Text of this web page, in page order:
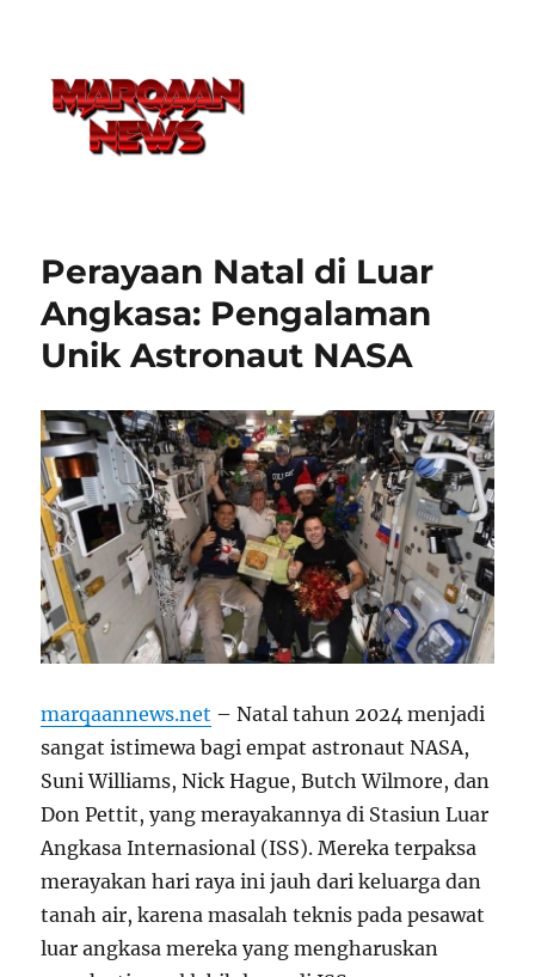
Perayaan Natal di Luar
Angkasa: Pengalaman
Unik Astronaut NASA
marqaannews.net – Natal tahun 2024 menjadi
sangat istimewa bagi empat astronaut NASA,
Suni Williams, Nick Hague, Butch Wilmore, dan
Don Pettit, yang merayakannya di Stasiun Luar
Angkasa Internasional (ISS). Mereka terpaksa
merayakan hari raya ini jauh dari keluarga dan
tanah air, karena masalah teknis pada pesawat
luar angkasa mereka yang mengharuskan